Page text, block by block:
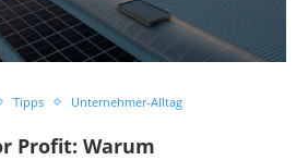
Tipps Unternehmer-Alltag
Profit: Warum